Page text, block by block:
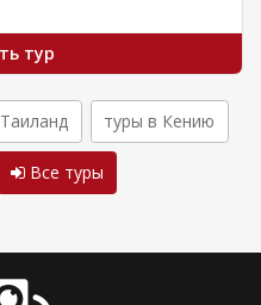
тур
туры в Кению
Все туры